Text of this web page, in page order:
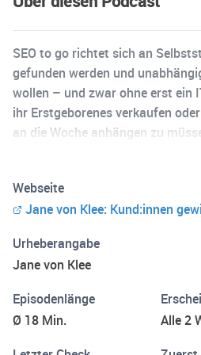
SEO to go richtet sich an
gefunden werden und
wollen – und zwar ohne erst ein
ihr Erstgeborenes verkaufen
an die Woche anhängen zu
Strategien einfach nicht
Selbstständige eben kein 20-
Podcast schafft Abhilfe: Mit
und speziell auf Selbstständige
Ziel: SEO auf das Wesentliche
Chichi radikal weglassen und so
Aufwand möglichst viel Ergebnis
konkreter Fragestellungen
Webseite
Jane von Klee: Kund:innen
Urheberangabe
Jane von Klee
Episodenlänge
Ø 18 Min.
Alle 2